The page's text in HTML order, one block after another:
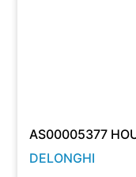
AS00005377
DELONGHI